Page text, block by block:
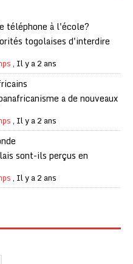
téléphone à l'école?
togolaises d'interdire
, Il y a 2 ans
a de nouveaux
, Il y a 2 ans
sont-ils perçus en
, Il y a 2 ans